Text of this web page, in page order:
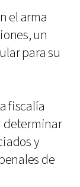
el arma
un
para su
fiscalía
determinar
y
de